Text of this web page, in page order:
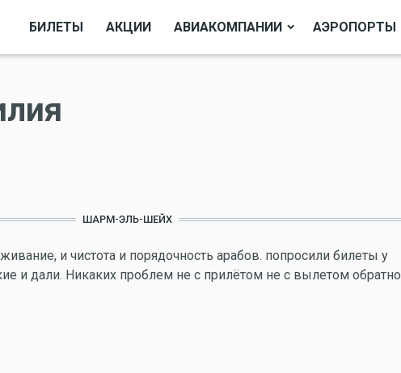
БИЛЕТЫ АКЦИИ АВИАКОМПАНИИ АЭРОПОРТЫ
ШАРМ-ЭЛЬ-ШЕЙХ
и чистота и порядочность арабов. попросили билеты у
и дали. Никаких проблем не с прилётом не с вылетом обратно